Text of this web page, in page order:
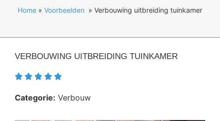
Home » Voorbeelden » Verbouwing uitbreiding tuinkamer
VERBOUWING UITBREIDING TUINKAMER
    
Categorie: Verbouw